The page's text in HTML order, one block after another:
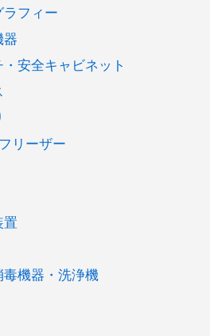
ラフィー
器
安全キャビネット
リーザー
置
機器・洗浄機